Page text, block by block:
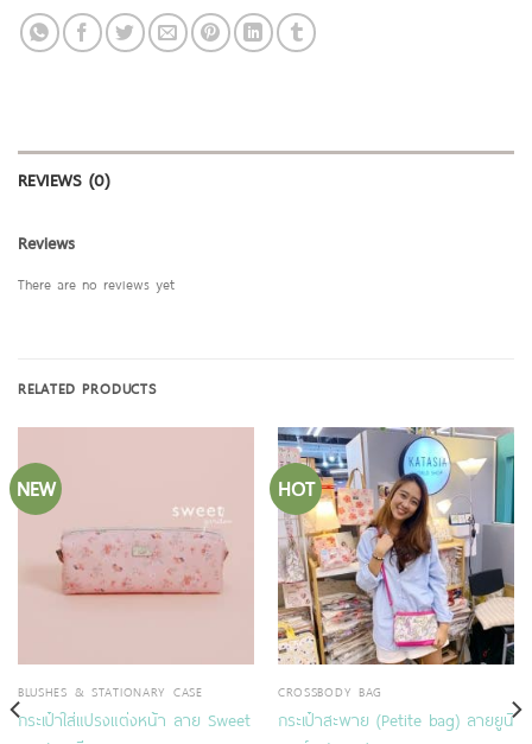
REVIEWS (0)
Reviews
There are no reviews yet
RELATED PRODUCTS
NEW
BLUSHES & STATIONARY CASE
กระเป๋าใส่แปรงแต่งหน้า ลาย Sweet
HOT
CROSSBODY BAG
กระเป๋าสะพาย (Petite bag) ลายยูนิ